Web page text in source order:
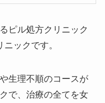
ピル処方クリニック
ックです。
生理不順のコースが
で、治療の全てを女